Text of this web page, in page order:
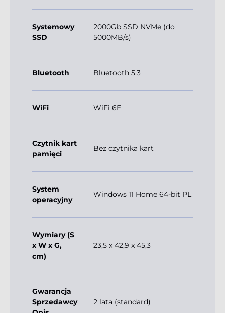
Systemowy
SSD
2000Gb SSD NVMe (do
5000MB/s)
Bluetooth Bluetooth 5.3
WiFi WiFi 6E
Czytnik kart
pamięci
Bez czytnika kart
System
operacyjny
Windows 11 Home 64-bit PL
Wymiary (S
x W x G,
cm)
23,5 x 42,9 x 45,3
Gwarancja
Sprzedawcy
2 lata (standard)